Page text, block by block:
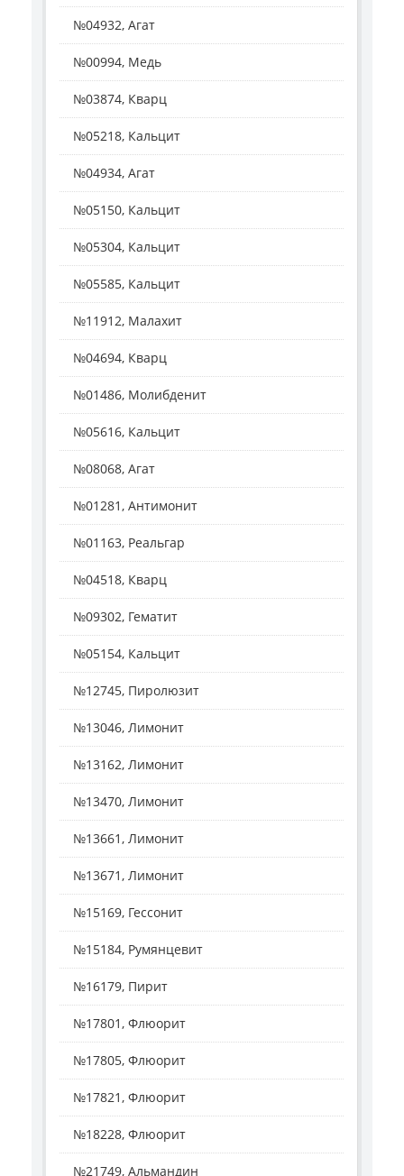
№04932, Агат
№00994, Медь
№03874, Кварц
№05218, Кальцит
№04934, Агат
№05150, Кальцит
№05304, Кальцит
№05585, Кальцит
№11912, Малахит
№04694, Кварц
№01486, Молибденит
№05616, Кальцит
№08068, Агат
№01281, Антимонит
№01163, Реальгар
№04518, Кварц
№09302, Гематит
№05154, Кальцит
№12745, Пиролюзит
№13046, Лимонит
№13162, Лимонит
№13470, Лимонит
№13661, Лимонит
№13671, Лимонит
№15169, Гессонит
№15184, Румянцевит
№16179, Пирит
№17801, Флюорит
№17805, Флюорит
№17821, Флюорит
№18228, Флюорит
№21749, Альмандин